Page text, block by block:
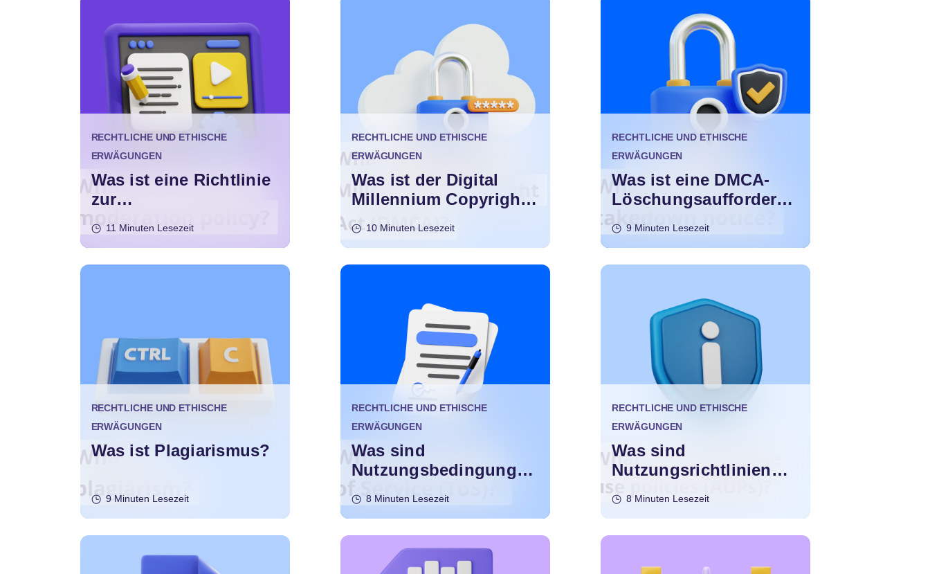
RECHTLICHE UND ETHISCHE
ERWÄGUNGEN
Was ist eine Richtlinie
zur
11 Minuten Lesezeit
RECHTLICHE UND ETHISCHE
ERWÄGUNGEN
Was ist der Digital
Millennium Copyright
Act (DMCA)?
10 Minuten Lesezeit
RECHTLICHE UND ETHISCHE
ERWÄGUNGEN
Was ist eine DMCA-
Löschungsaufforderun
9 Minuten Lesezeit
RECHTLICHE UND ETHISCHE
ERWÄGUNGEN
Was ist Plagiarismus?
9 Minuten Lesezeit
RECHTLICHE UND ETHISCHE
ERWÄGUNGEN
Was sind
Nutzungsbedingungen
ToS)?
8 Minuten Lesezeit
RECHTLICHE UND ETHISCHE
ERWÄGUNGEN
Was sind
Nutzungsrichtlinien
(AUPs)?
8 Minuten Lesezeit